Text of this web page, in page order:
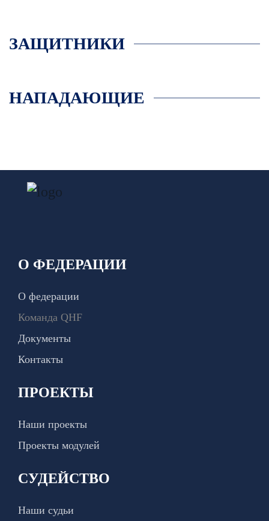
ЗАЩИТНИКИ
НАПАДАЮЩИЕ
О ФЕДЕРАЦИИ
О федерации
Команда QHF
Документы
Контакты
ПРОЕКТЫ
Наши проекты
Проекты модулей
СУДЕЙСТВО
Наши судьи